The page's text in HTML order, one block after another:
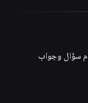
سؤال وجواب